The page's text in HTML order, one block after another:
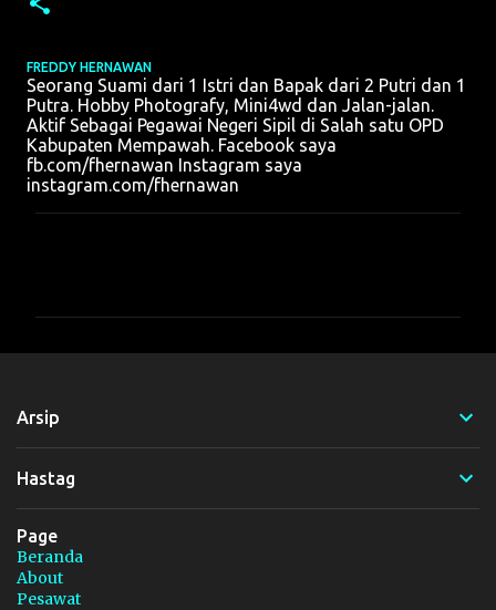
FREDDY HERNAWAN
Seorang Suami dari 1 Istri dan Bapak dari 2 Putri dan 1
Putra. Hobby Photografy, Mini4wd dan Jalan-jalan.
Aktif Sebagai Pegawai Negeri Sipil di Salah satu OPD
Kabupaten Mempawah. Facebook saya
fb.com/fhernawan Instagram saya
instagram.com/fhernawan
Arsip
Hastag
Page
Beranda
About
Pesawat